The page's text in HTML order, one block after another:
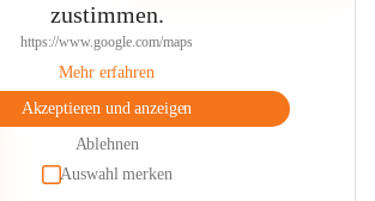
zustimmen.
https://www.google.com/maps
Mehr erfahren
Akzeptieren und anzeigen
Ablehnen
Auswahl merken